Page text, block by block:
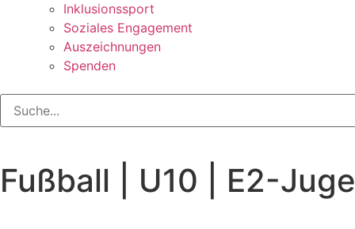
Inklusionssport
Soziales Engagement
Auszeichnungen
Spenden
Fußball | U10 | E2-